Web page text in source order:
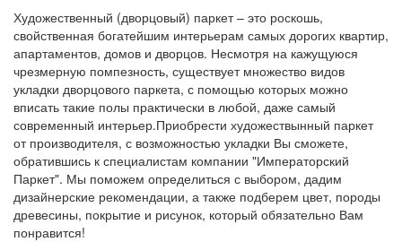
Художественный (дворцовый) паркет – это роскошь,
свойственная богатейшим интерьерам самых дорогих квартир,
апартаментов, домов и дворцов. Несмотря на кажущуюся
чрезмерную помпезность, существует множество видов
укладки дворцового паркета, с помощью которых можно
вписать такие полы практически в любой, даже самый
современный интерьер.Приобрести художествынный паркет
от производителя, с возможностью укладки Вы сможете,
обратившись к специалистам компании "Императорский
Паркет". Мы поможем определиться с выбором, дадим
дизайнерские рекомендации, а также подберем цвет, породы
древесины, покрытие и рисунок, который обязательно Вам
понравится!